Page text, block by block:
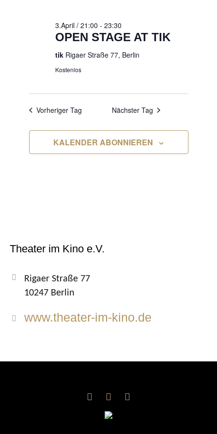
2026
OPEN STAGE AT TIK
3.April / 21:00 - 23:30
tik Rigaer Straße 77, Berlin
Kostenlos
Vorheriger Tag Nächster Tag
KALENDER ABONNIEREN
Theater im Kino e.V.
Rigaer Straße 77
10247 Berlin
www.theater-im-kino.de